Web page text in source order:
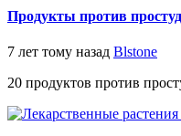
Продукты против
7 лет тому назад Blstone
20 продуктов против